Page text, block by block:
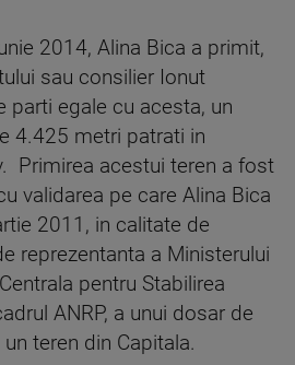
2014, Alina Bica a primit,
sau consilier Ionut
parti egale cu acesta, un
4.425 metri patrati in
Primirea acestui teren a fost
validarea pe care Alina Bica
2011, in calitate de
reprezentanta a Ministerului
pentru Stabilirea
ANRP, a unui dosar de
teren din Capitala.